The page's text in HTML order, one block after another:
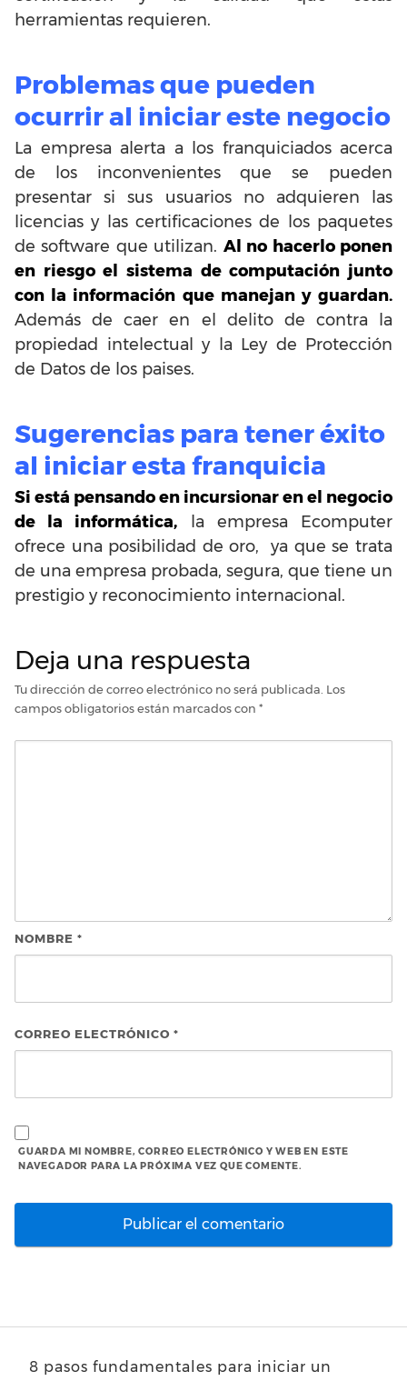
herramientas requieren.
Problemas que pueden
ocurrir al iniciar este negocio
La empresa alerta a los franquiciados acerca
de los inconvenientes que se pueden
presentar si sus usuarios no adquieren las
licencias y las certificaciones de los paquetes
de software que utilizan. Al no hacerlo ponen
en riesgo el sistema de computación junto
con la información que manejan y guardan.
Además de caer en el delito de contra la
propiedad intelectual y la Ley de Protección
de Datos de los paises.
Sugerencias para tener éxito
al iniciar esta franquicia
Si está pensando en incursionar en el negocio
de la informática, la empresa Ecomputer
ofrece una posibilidad de oro, ya que se trata
de una empresa probada, segura, que tiene un
prestigio y reconocimiento internacional.
Deja una respuesta
Tu dirección de correo electrónico no será publicada. Los
campos obligatorios están marcados con *
NOMBRE *
CORREO ELECTRÓNICO *
GUARDA MI NOMBRE, CORREO ELECTRÓNICO Y WEB EN ESTE
NAVEGADOR PARA LA PRÓXIMA VEZ QUE COMENTE.
8 pasos fundamentales para iniciar un